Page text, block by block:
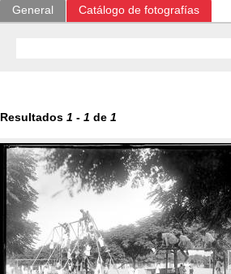
General Catálogo de fotografías
Resultados 1 - 1 de 1